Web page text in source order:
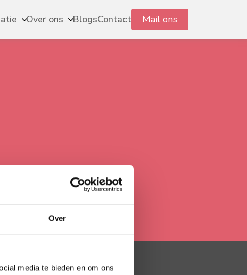
Over
media te bieden en om ons
Over ons BlogsContact Mail ons